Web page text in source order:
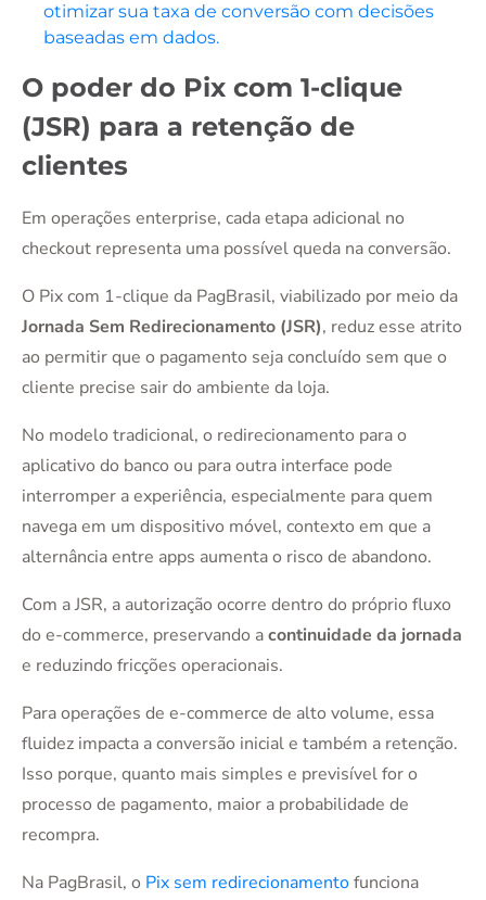
otimizar sua taxa de conversão com decisões
baseadas em dados.
O poder do Pix com 1-clique
(JSR) para a retenção de
clientes
Em operações enterprise, cada etapa adicional no
checkout representa uma possível queda na conversão.
O Pix com 1-clique da PagBrasil, viabilizado por meio da
Jornada Sem Redirecionamento (JSR), reduz esse atrito
ao permitir que o pagamento seja concluído sem que o
cliente precise sair do ambiente da loja.
No modelo tradicional, o redirecionamento para o
aplicativo do banco ou para outra interface pode
interromper a experiência, especialmente para quem
navega em um dispositivo móvel, contexto em que a
alternância entre apps aumenta o risco de abandono.
Com a JSR, a autorização ocorre dentro do próprio fluxo
do e-commerce, preservando acontinuidade da jornada
e reduzindo fricções operacionais.
Para operações de e-commerce de alto volume, essa
fluidez impacta a conversão inicial e também a retenção.
Isso porque, quanto mais simples e previsível for o
processo de pagamento, maior a probabilidade de
recompra.
Na PagBrasil, o Pix sem redirecionamentofunciona